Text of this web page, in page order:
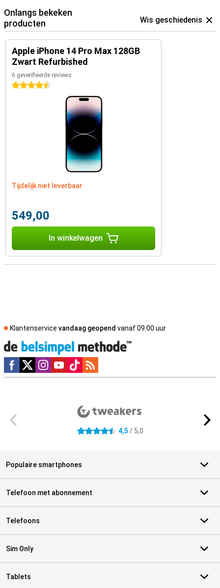
Onlangs bekeken
producten
Wis geschiedenis
Apple iPhone 14 Pro Max 128GB
Zwart Refurbished
6 geverifieerde reviews
4.5 sterren
Tijdelijk niet leverbaar
549,00
In winkelwagen
Klantenservice vandaag geopend vanaf 09.00 uur
Social media
4.5 sterren 4,5 / 5,0
Populaire smartphones
Telefoon met abonnement
Telefoons
Sim Only
Tablets